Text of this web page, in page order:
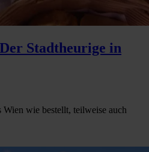
Stadtheurige in
wie bestellt, teilweise auch